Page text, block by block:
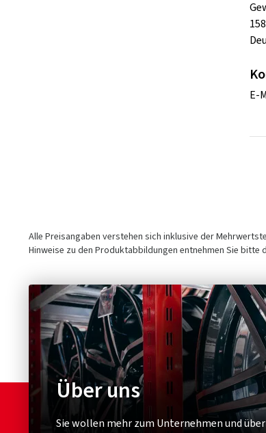
E-
Alle Preisangaben verstehen sich inklusive der
Hinweise zu den Produktabbildungen entnehmen Sie
Über uns
Sie wollen mehr zum Unternehmen und